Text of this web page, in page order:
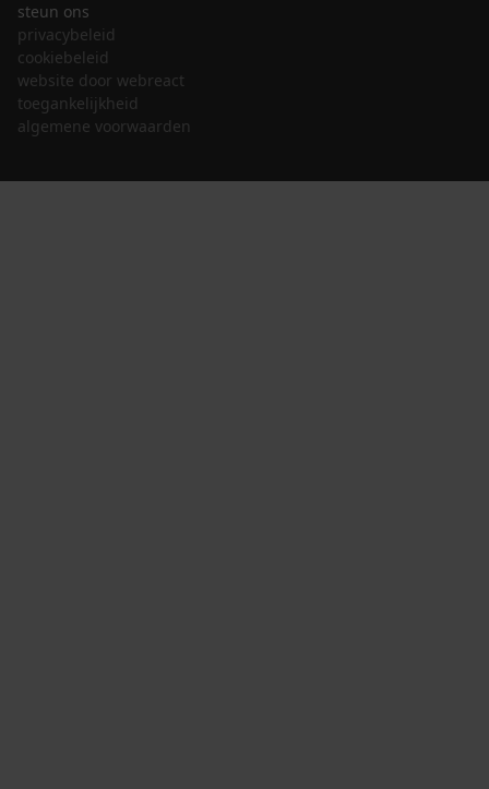
steun ons
privacybeleid
cookiebeleid
website door webreact
toegankelijkheid
algemene voorwaarden